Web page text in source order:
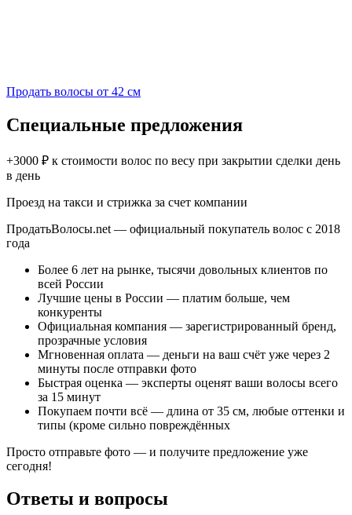
Продать волосы от 42 см
Специальные предложения
+3000 ₽ к стоимости волос по весу при закрытии сделки день
в день
Проезд на такси и стрижка за счет компании
ПродатьВолосы.net — официальный покупатель волос c 2018
года
Более 6 лет на рынке, тысячи довольных клиентов по
всей России
Лучшие цены в России — платим больше, чем
конкуренты
Официальная компания — зарегистрированный бренд,
прозрачные условия
Мгновенная оплата — деньги на ваш счёт уже через 2
минуты после отправки фото
Быстрая оценка — эксперты оценят ваши волосы всего
за 15 минут
Покупаем почти всё — длина от 35 см, любые оттенки и
типы (кроме сильно повреждённых
Просто отправьте фото — и получите предложение уже
сегодня!
Ответы и вопросы